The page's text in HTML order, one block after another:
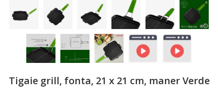
Tigaie grill, fonta, 21 x 21 cm, maner Verde